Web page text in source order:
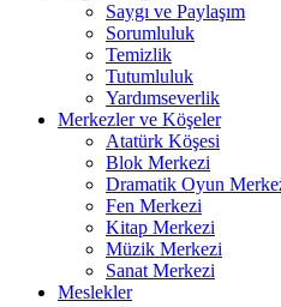
Saygı ve Paylaşım
Sorumluluk
Temizlik
Tutumluluk
Yardımseverlik
Merkezler ve Köşeler
Atatürk Köşesi
Blok Merkezi
Dramatik Oyun
Fen Merkezi
Kitap Merkezi
Müzik Merkezi
Sanat Merkezi
Meslekler